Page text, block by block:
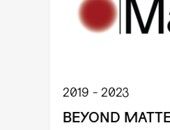
2019 2023
BEYOND